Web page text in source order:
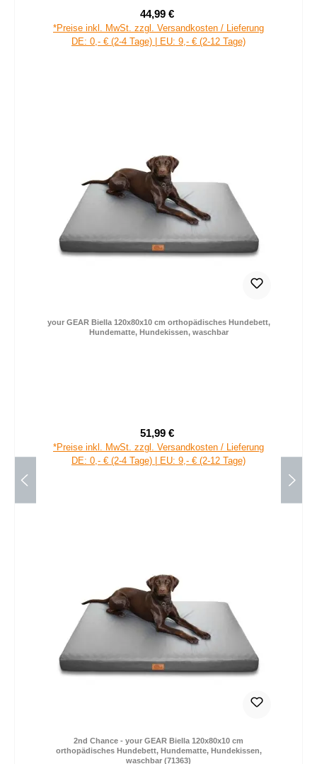
Verkaufspreis:
44,99 €
*Preise inkl. MwSt. zzgl. Versandkosten / Lieferung
DE: 0,- € (2-4 Tage) | EU: 9,- € (2-12 Tage)
your GEAR Biella 120x80x10 cm orthopädisches Hundebett,
Hundematte, Hundekissen, waschbar
Verkaufspreis:
51,99 €
*Preise inkl. MwSt. zzgl. Versandkosten / Lieferung
DE: 0,- € (2-4 Tage) | EU: 9,- € (2-12 Tage)
2nd Chance - your GEAR Biella 120x80x10 cm
orthopädisches Hundebett, Hundematte, Hundekissen,
waschbar (71363)